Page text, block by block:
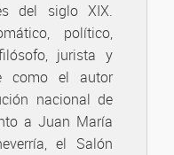
del siglo XIX.
político,
jurista y
como el autor
nacional de
a Juan María
el Salón